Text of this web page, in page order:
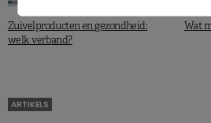
Zuivelproducten en gezondheid:
welk verband?
Wat
ARTIKELS